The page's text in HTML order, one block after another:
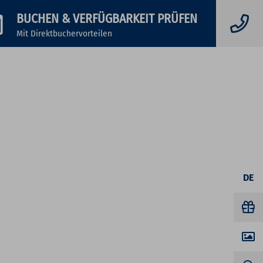
DE
BUCHEN & VERFÜGBARKEIT PRÜFEN
Mit Direktbuchervorteilen